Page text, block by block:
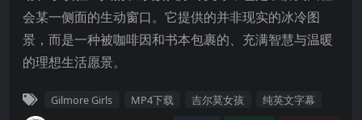
会某一侧面的生动窗口。它提供的并非现实的冰冷图
景，而是一种被咖啡因和书本包裹的、充满智慧与温暖
的理想生活愿景。
Gilmore Girls MP4下载 吉尔莫女孩 纯英文字幕